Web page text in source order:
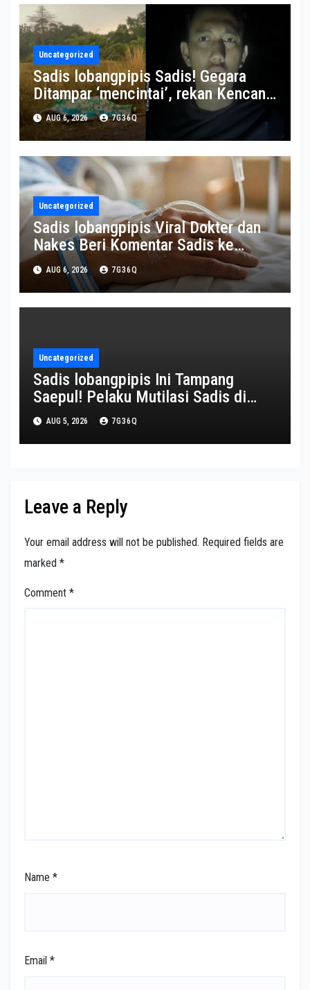
Uncategorized
Sadis lobangpipis Sadis! Gegara
Ditampar ‘mencintai’, rekan Kencan
Semasa Jenis Dibunuh-Dimutilasi
AUG 6, 2026 7G36Q
Uncategorized
Sadis lobangpipis Viral Dokter dan
Nakes Beri Komentar Sadis ke
Pasien BPJS Nan Berakhir
Meninggal Bumi
AUG 6, 2026 7G36Q
Uncategorized
Sadis lobangpipis Ini Tampang
Saepul! Pelaku Mutilasi Sadis di
Depok Nan Buang Jasad Korban ke
bagian dalam Karung
AUG 5, 2026 7G36Q
Leave a Reply
Your email address will not be published. Required fields are
marked *
Comment *
Name *
Email *